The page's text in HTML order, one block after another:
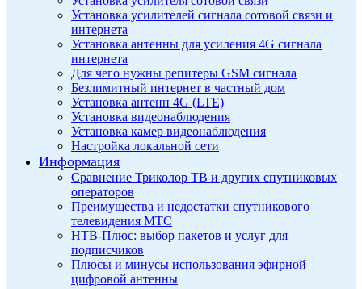
Установка усилителей сигнала сотовой связи и
интернета
Установка антенны для усиления 4G сигнала
интернета
Для чего нужны репитеры GSM сигнала
Безлимитный интернет в частный дом
Установка антенн 4G (LTE)
Установка видеонаблюдения
Установка камер видеонаблюдения
Настройка локальной сети
Информация
Сравнение Триколор ТВ и других спутниковых
операторов
Преимущества и недостатки спутникового
телевидения МТС
НТВ-Плюс: выбор пакетов и услуг для
подписчиков
Плюсы и минусы использования эфирной
цифровой антенны